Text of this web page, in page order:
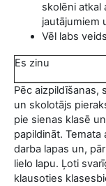
skolēni atkal
jautājumiem
Vēl labs
Es zinu
Pēc aizpildīšanas,
un skolotājs
pie sienas klasē
papildināt.
darba lapas un,
lielo lapu. Ļoti
klausoties